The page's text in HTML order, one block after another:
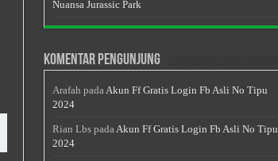
Nuansa Jurassic Park
Komentar Pengunjung
Arafah padaAkun Ff Gratis Login Fb Asli No Tipu
2024
Rian LbspadaAkun Ff Gratis Login Fb Asli No Tipu
2024